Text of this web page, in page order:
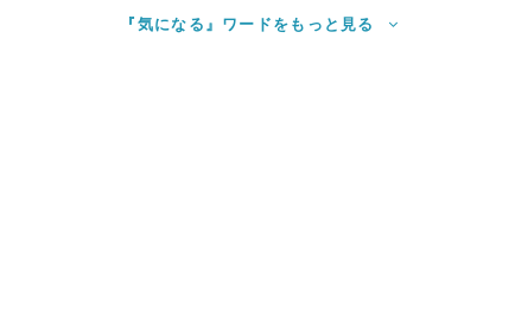
予防処置（クリーニング・PMTC）
『気になる』ワードをもっと見る